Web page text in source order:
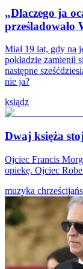
„Dlaczego ja
prześladowało
Miał 19 lat, gdy na
pokładzie zamienił
następne
nie ja?
ksiądz
Dwaj księża
Ojciec Francis
opiekę. Ojciec
muzyka